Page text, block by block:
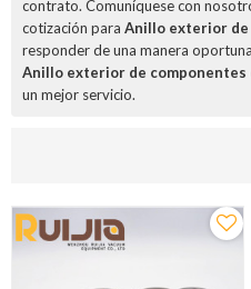
contrato. Comuníquese con
cotización para Anillo exterior de
responder de una manera
Anillo exterior de componentes
un mejor servicio.